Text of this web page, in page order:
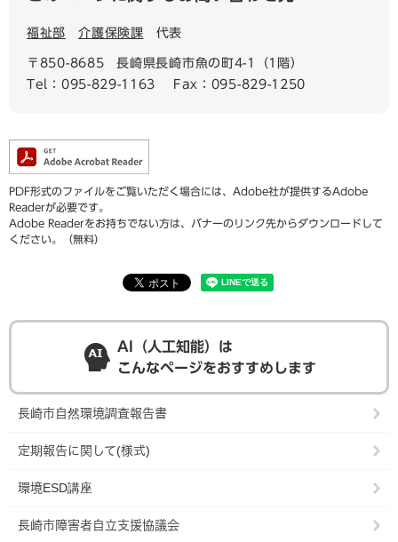
福祉部 介護保険課 代表
〒850-8685
長崎県長崎市魚の町4-1（1階）
Tel：095-829-1163
Fax：095-829-1250
PDF形式のファイルをご覧いただく場合には、Adobe社が提供するAdobe
Readerが必要です。
Adobe Readerをお持ちでない方は、バナーのリンク先からダウンロードして
ください。（無料）
AI（人工知能）は
こんなページをおすすめします
長崎市自然環境調査報告書
定期報告に関して(様式)
環境ESD講座
長崎市障害者自立支援協議会